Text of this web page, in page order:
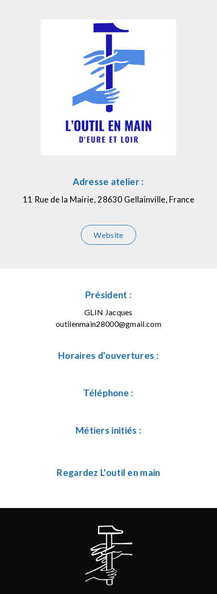
Adresse atelier :
11 Rue de la Mairie, 28630 Gellainville, France
Website
Président :
GLIN Jacques
outilenmain28000@gmail.com
Horaires d'ouvertures :
Téléphone :
Métiers initiés :
Regardez L'outil en main